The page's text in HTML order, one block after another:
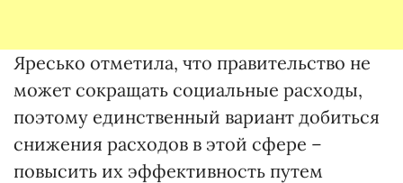
Яресько отметила, что правительство не
может сокращать социальные расходы,
поэтому единственный вариант добиться
снижения расходов в этой сфере –
повысить их эффективность путем